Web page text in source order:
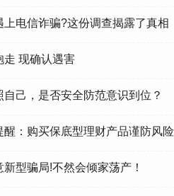
上电信诈骗?这份调查揭露了真相
走 现确认遇害
自己，是否安全防范意识到位？
醒：购买保底型理财产品谨防风险
型骗局!不然会倾家荡产！